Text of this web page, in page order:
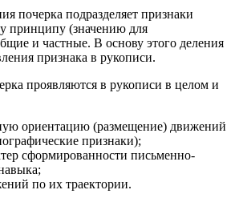
почерка подразделяет признаки
принципу (значению для
и частные. В основу этого деления
признака в рукописи.
проявляются в рукописи в целом и
ориентацию (размещение) движений
признаки);
сформированности письменно-
по их траектории.